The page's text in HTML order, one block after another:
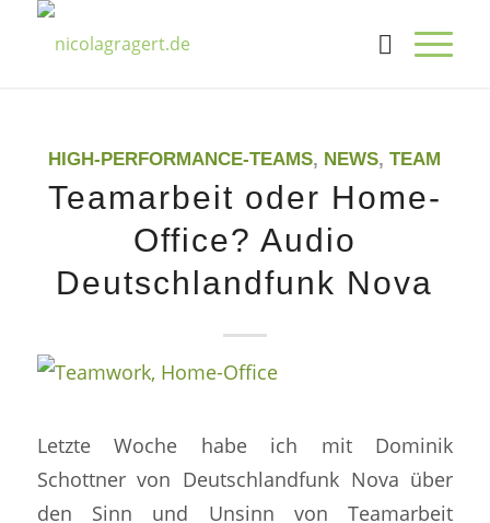
HIGH-PERFORMANCE-TEAMS, NEWS,TEAM
Teamarbeit oder Home-
Office? Audio
Deutschlandfunk Nova
Letzte Woche habe ich mit Dominik
Schottner von Deutschlandfunk Nova über
den Sinn und Unsinn von Teamarbeit